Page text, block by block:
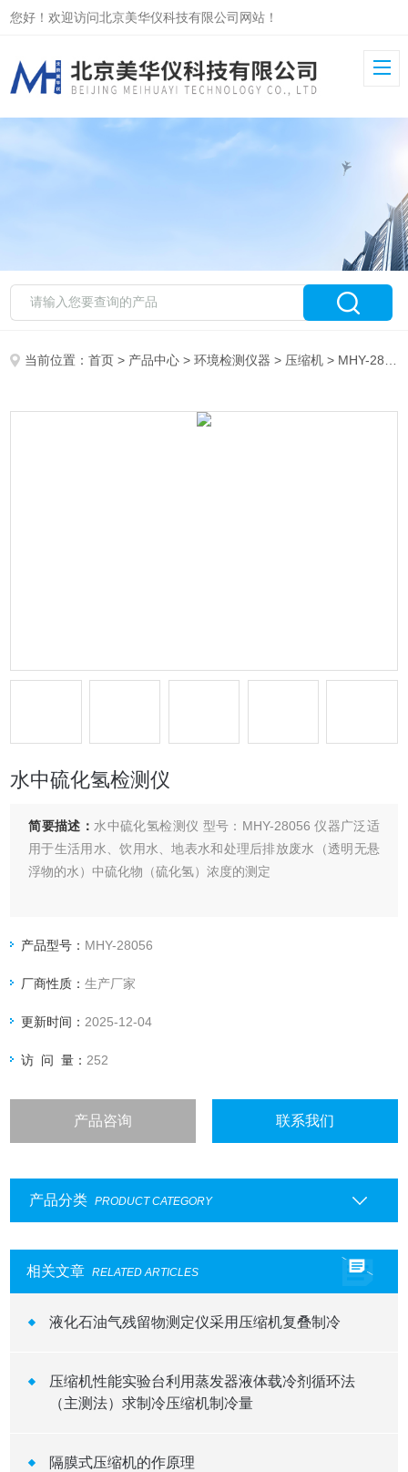
您好！欢迎访问北京美华仪科技有限公司网站！
当前位置：首页 > 产品中心 >环境检测仪器 > 压缩机 > MHY-28056水中硫化氢检测仪
水中硫化氢检测仪
简要描述： 水中硫化氢检测仪 型号：MHY-28056 仪器广泛适
用于生活用水、饮用水、地表水和处理后排放废水（透明无悬
浮物的水）中硫化物（硫化氢）浓度的测定
产品型号： MHY-28056
厂商性质：生产厂家
更新时间： 2025-12-04
访 问 量： 252
产品咨询 联系我们
产品分类 PRODUCT CATEGORY
相关文章 RELATED ARTICLES
液化石油气残留物测定仪采用压缩机复叠制冷
压缩机性能实验台利用蒸发器液体载冷剂循环法
（主测法）求制冷压缩机制冷量
隔膜式压缩机的作原理